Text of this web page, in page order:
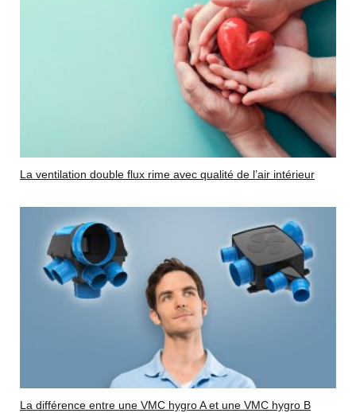
La ventilation double flux rime avec qualité de l’air intérieur
La différence entre une VMC hygro A et une VMC hygro B